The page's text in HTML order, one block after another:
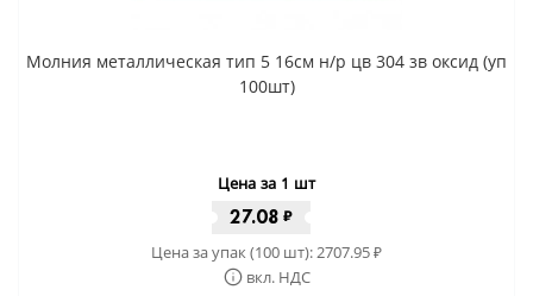
Молния металлическая тип 5 16см н/р цв 304 зв оксид (уп
100шт)
Цена за 1 шт
27.08 ₽
Цена за упак (100 шт):2707.95₽
вкл. НДС